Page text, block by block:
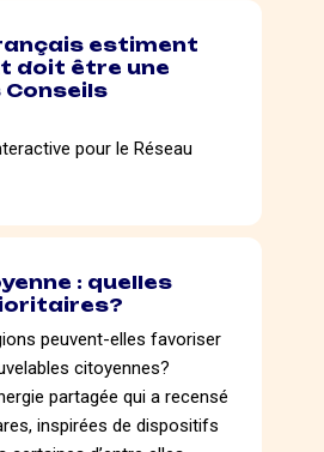
estiment
doit être une
pour le Réseau
: quelles
peuvent-elles favoriser
citoyennes?
partagée qui a recensé
inspirées de dispositifs